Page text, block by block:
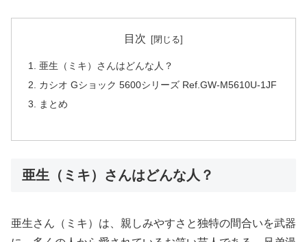
目次
亜生（ミキ）さんはどんな人？
カシオ Gショック 5600シリーズ Ref.GW-M5610U-1JF
まとめ
亜生（ミキ）さんはどんな人？
亜生さん（ミキ）は、親しみやすさと独特の間合いを武器